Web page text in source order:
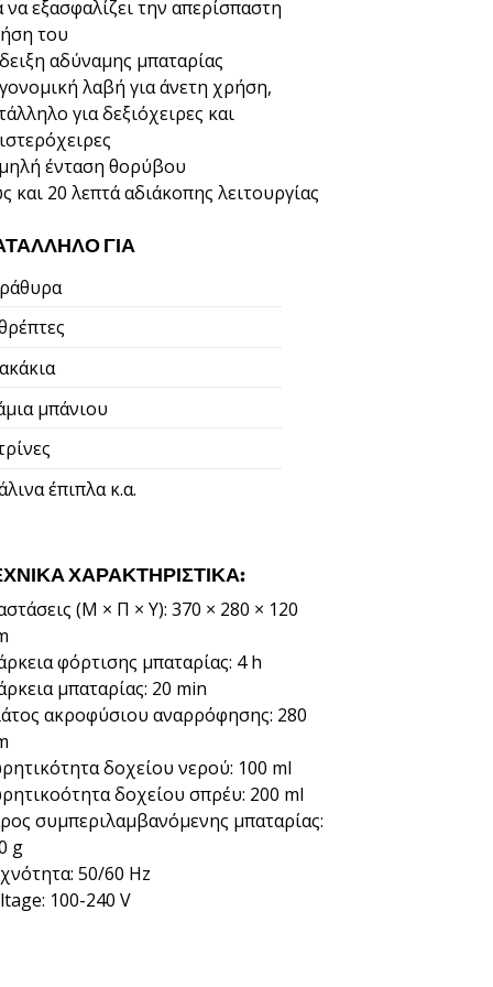
να εξασφαλίζει την απερίσπαστη
του
αδύναμης μπαταρίας
λαβή για άνετη χρήση,
για δεξιόχειρες και
ένταση θορύβου
και 20 λεπτά αδιάκοπης λειτουργίας
ΓΙΑ
μπάνιου
έπιπλα κ.α.
ΧΑΡΑΚΤΗΡΙΣΤΙΚΆ:
(Μ × Π × Υ): 370 × 280 × 120
φόρτισης μπαταρίας: 4 h
μπαταρίας: 20 min
ακροφύσιου αναρρόφησης: 280
δοχείου νερού: 100 ml
δοχείου σπρέυ: 200 ml
συμπεριλαμβανόμενης μπαταρίας:
g
50/60 Hz
100-240 V